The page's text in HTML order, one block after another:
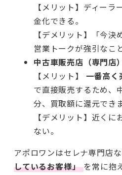
【メリット】ディー
金化できる。
【デメリット】「今決
営業トークが強引なこ
中古車販売店（専門店
【メリット】 一番高く
で直接販売するため、
分、買取額に還元できま
【デメリット】近く
ない。
アポロワンはセレナ専門店な
しているお客様」を常に抱